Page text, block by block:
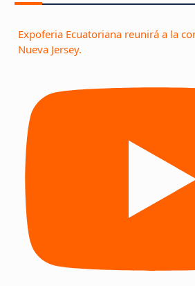
Expoferia Ecuatoriana reunirá a la
Nueva Jersey.